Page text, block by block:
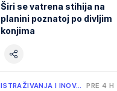
Širi se vatrena stihija na
planini poznatoj po divljim
konjima
ISTRAŽIVANJA I INOV… PRE 4 H